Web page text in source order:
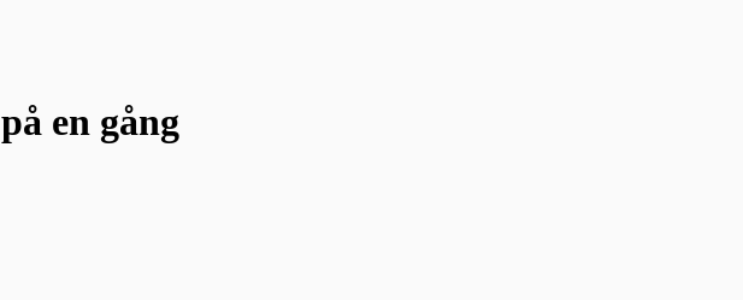
på en gång